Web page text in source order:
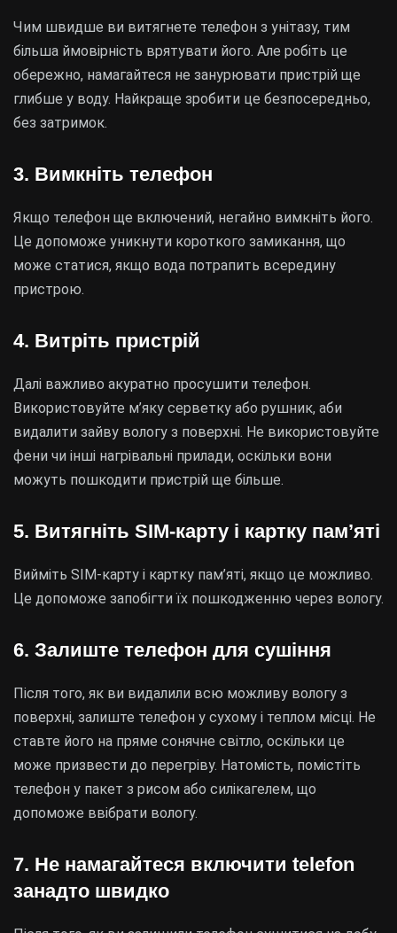
Чим швидше ви витягнете телефон з унітазу, тим
більша ймовірність врятувати його. Але робіть це
обережно, намагайтеся не занурювати пристрій ще
глибше у воду. Найкраще зробити це безпосередньо,
без затримок.
3. Вимкніть телефон
Якщо телефон ще включений, негайно вимкніть його.
Це допоможе уникнути короткого замикання, що
може статися, якщо вода потрапить всередину
пристрою.
4. Витріть пристрій
Далі важливо акуратно просушити телефон.
Використовуйте м’яку серветку або рушник, аби
видалити зайву вологу з поверхні. Не використовуйте
фени чи інші нагрівальні прилади, оскільки вони
можуть пошкодити пристрій ще більше.
5. Витягніть SIM-карту і картку пам’яті
Вийміть SIM-карту і картку пам’яті, якщо це можливо.
Це допоможе запобігти їх пошкодженню через вологу.
6. Залиште телефон для сушіння
Після того, як ви видалили всю можливу вологу з
поверхні, залиште телефон у сухому і теплом місці. Не
ставте його на пряме сонячне світло, оскільки це
може призвести до перегріву. Натомість, помістіть
телефон у пакет з рисом або силікагелем, що
допоможе ввібрати вологу.
7. Не намагайтеся включити telefon
занадто швидко